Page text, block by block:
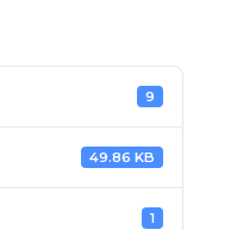
9
49.86 KB
1